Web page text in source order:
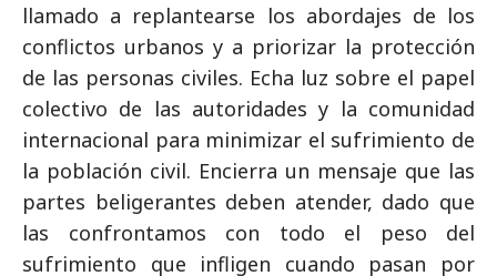
llamado a replantearse los abordajes de los
conflictos urbanos y a priorizar la protección
de las personas civiles. Echa luz sobre el papel
colectivo de las autoridades y la comunidad
internacional para minimizar el sufrimiento de
la población civil. Encierra un mensaje que las
partes beligerantes deben atender, dado que
las confrontamos con todo el peso del
sufrimiento que infligen cuando pasan por